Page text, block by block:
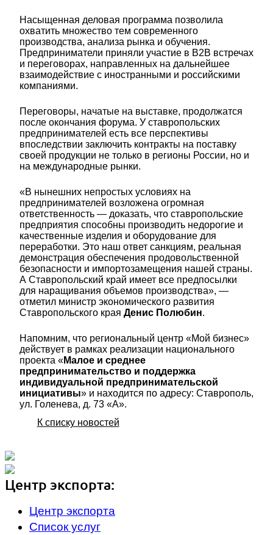
Насыщенная деловая программа позволила
охватить множество тем современного
производства, анализа рынка и обучения.
Предприниматели приняли участие в В2В встречах
и переговорах, направленных на дальнейшее
взаимодействие с иностранными и российскими
компаниями.
Переговоры, начатые на выставке, продолжатся
после окончания форума. У ставропольских
предпринимателей есть все перспективы
впоследствии заключить контракты на поставку
своей продукции не только в регионы России, но и
на международные рынки.
«В нынешних непростых условиях на
предпринимателей возложена огромная
ответственность — доказать, что ставропольские
предприятия способны производить недорогие и
качественные изделия и оборудование для
переработки. Это наш ответ санкциям, реальная
демонстрация обеспечения продовольственной
безопасности и импортозамещения нашей страны.
А Ставропольский край имеет все предпосылки
для наращивания объемов производства», —
отметил министр экономического развития
Ставропольского края Денис Полюбин.
Напомним, что региональный центр «Мой бизнес»
действует в рамках реализации национального
проекта «Малое и среднее
предпринимательство и поддержка
индивидуальной предпринимательской
инициативы» и находится по адресу: Ставрополь,
ул. Голенева, д. 73 «А».
К списку новостей
Центр экспорта:
Центр экспорта
Список услуг